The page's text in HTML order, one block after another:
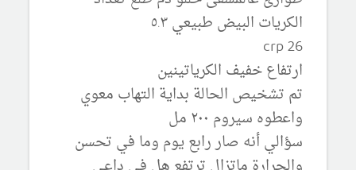
الكريات البيض طبيعي ٥.٣
crp 26
ارتفاع خفيف الكرياتينين
تم تشخيص الحالة بداية التهاب معوي
واعطوه سيروم ٢٠٠ مل
سؤالي أنه صار رابع يوم وما في تحسن